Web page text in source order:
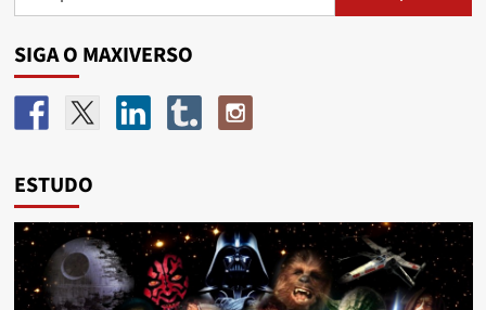
SIGA O MAXIVERSO
ESTUDO